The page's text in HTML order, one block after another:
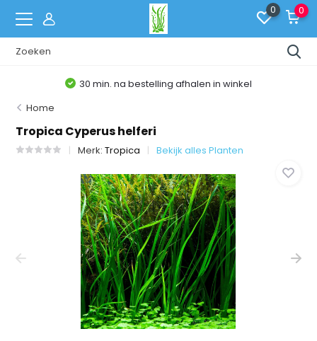
0 0
afhalen in winkel
Home
Tropica Cyperus helferi
Merk:Tropica Bekijk alles Planten